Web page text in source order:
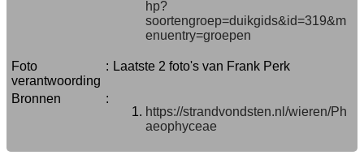
hp?
soortengroep=duikgids&id=319&m
enuentry=groepen
Foto
verantwoording
: Laatste 2 foto's van Frank Perk
Bronnen
:
https://strandvondsten.nl/wieren/Ph
aeophyceae